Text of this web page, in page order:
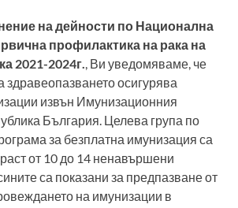
на дейности по Национална
профилактика на рака на
2021-2024г. , Ви уведомяваме, че
здравеопазването осигурява
извън Имунизационния
България. Целева група по
за безплатна имунизация са
от 10 до 14 ненавършени
са показани за предпазване от
на имунизации в